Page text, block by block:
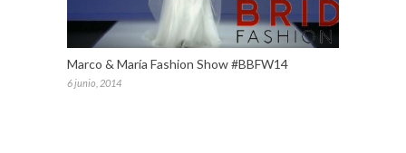
Marco & María Fashion Show #BBFW14
6 junio, 2014